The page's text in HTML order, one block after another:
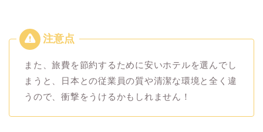
また、旅費を節約するために安いホテルを選んでし
まうと、日本との従業員の質や清潔な環境と全く違
うので、衝撃をうけるかもしれません！